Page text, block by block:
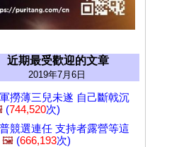
近期最受歡迎的文章
2019年7月6日
撈薄三兒未遂 自己斷戟沉
(744,520次)
競選連任 支持者露營等這
🖼️ (666,193次)